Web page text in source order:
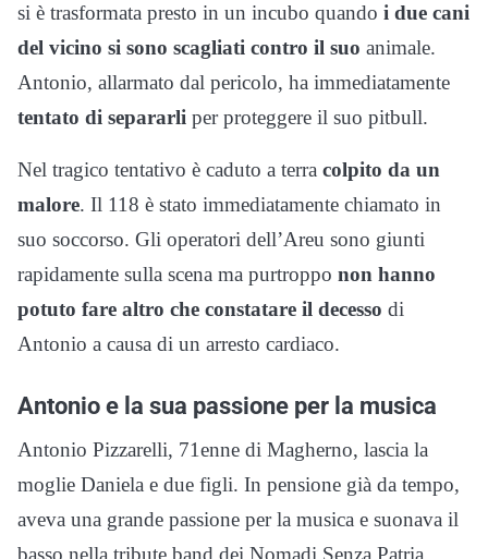
si è trasformata presto in un incubo quando i due cani
del vicino si sono scagliati contro il suo animale.
Antonio, allarmato dal pericolo, ha immediatamente
tentato di separarli per proteggere il suo pitbull.
Nel tragico tentativo è caduto a terra colpito da un
malore. Il 118 è stato immediatamente chiamato in
suo soccorso. Gli operatori dell’Areu sono giunti
rapidamente sulla scena ma purtroppo non hanno
potuto fare altro che constatare il decesso di
Antonio a causa di un arresto cardiaco.
Antonio e la sua passione per la musica
Antonio Pizzarelli, 71enne di Magherno, lascia la
moglie Daniela e due figli. In pensione già da tempo,
aveva una grande passione per la musica e suonava il
basso nella tribute band dei Nomadi Senza Patria.